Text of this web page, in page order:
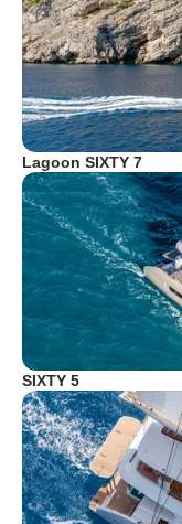
Lagoon SIXTY 7
SIXTY 5